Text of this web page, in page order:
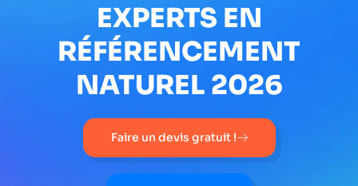
EXPERTS EN
RÉFÉRENCEMENT
NATUREL 2026
Faire un devis gratuit !